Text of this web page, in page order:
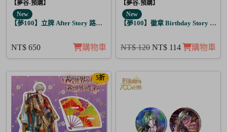
【夢谷-預購】
New
【夢100】立牌 After Story 路希安 日覺
NT$ 650 購物車
【夢谷-預購】
New
【夢100】徽章 Birthday Story 亞當
NT$ 120 NT$ 114 購物車
5折